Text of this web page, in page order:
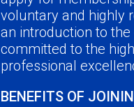
voluntary and highly
an introduction to
committed to the
professional
BENEFITS OF